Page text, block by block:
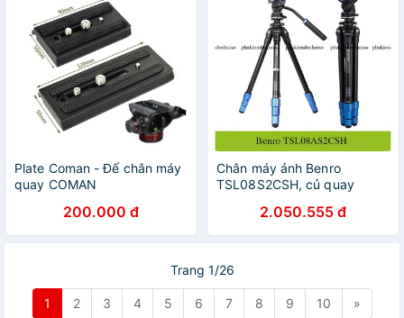
Plate Coman - Đế chân máy
quay COMAN
200.000 đ
Chân máy ảnh Benro
TSL08S2CSH, củ quay
2.050.555 đ
Trang 1/26
1 2 3 4 5 6 7 8 9 10 »